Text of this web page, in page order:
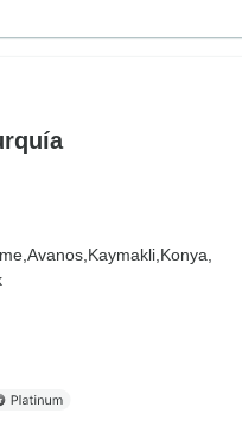
Avanos, Kaymakli, Konya,